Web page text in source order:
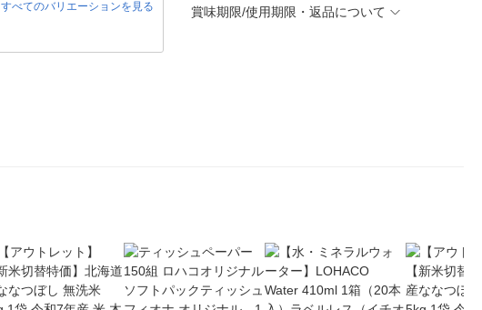
すべてのバリエーションを見る 賞味期限/使用期限・返品について